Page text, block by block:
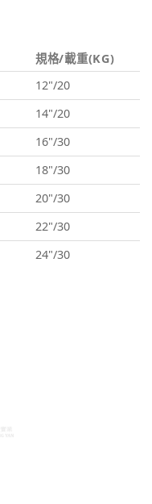
規格/載重(KG)
12"/20
14"/20
16"/30
18"/30
20"/30
22"/30
24"/30